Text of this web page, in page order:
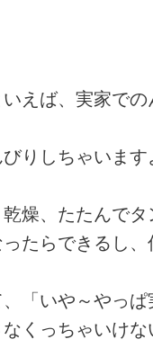
えば、実家で
りしちゃいま
燥、たたんで
たらできるし
「いや～やっ
くっちゃいけ